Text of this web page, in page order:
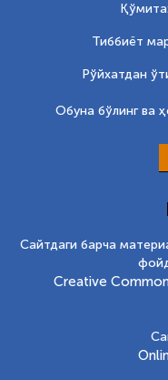
Тиббиёт
Рўйхатдан
Обуна бўлинг ва
Сайтдаги барча
Creative